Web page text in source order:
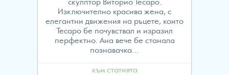
line
скулптор Виторио Тесаро.
Изключително красива жена, с
елегантни движения на ръцете, които
Тесаро бе почувствал и изразил
перфектно. Ана вече бе станала
познавачка…
към статията